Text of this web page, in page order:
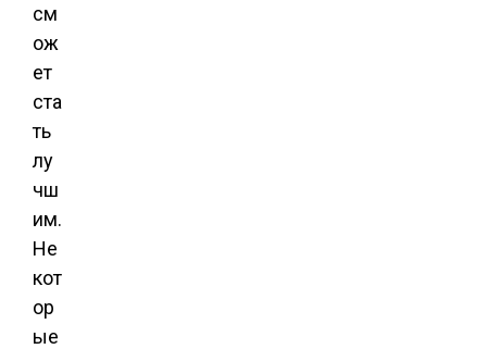
см
ож
ет
ста
ть
лу
чш
им.
Не
кот
ор
ые